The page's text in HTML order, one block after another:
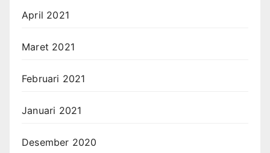
April 2021
Maret 2021
Februari 2021
Januari 2021
Desember 2020